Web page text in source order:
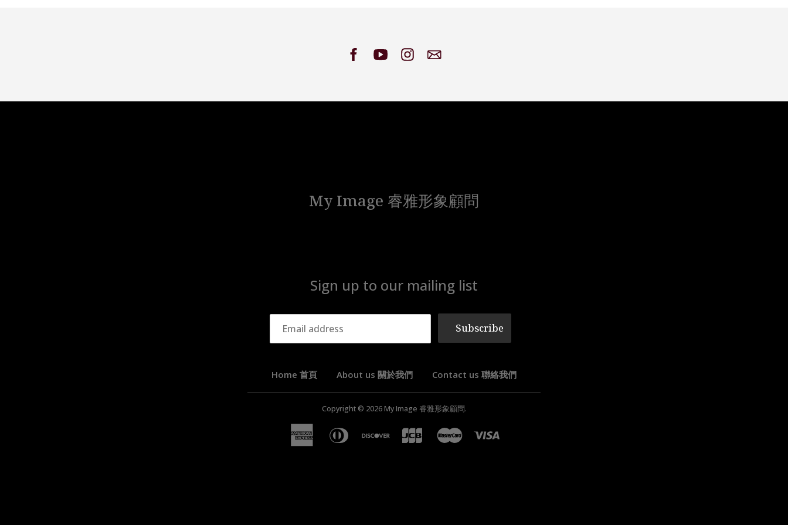
My Image 睿雅形象顧問
Sign up to our mailing list
Subscribe
Home 首頁 About us 關於我們 Contact us 聯絡我們
Copyright © 2026My Image 睿雅形象顧問